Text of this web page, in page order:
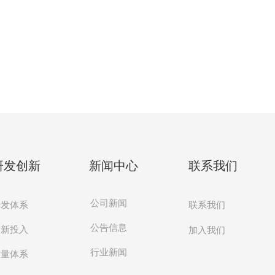
发创新
体系
投入
体系
新闻中心
公司新闻
公告信息
行业新闻
联系我们
联系我们
加入我们